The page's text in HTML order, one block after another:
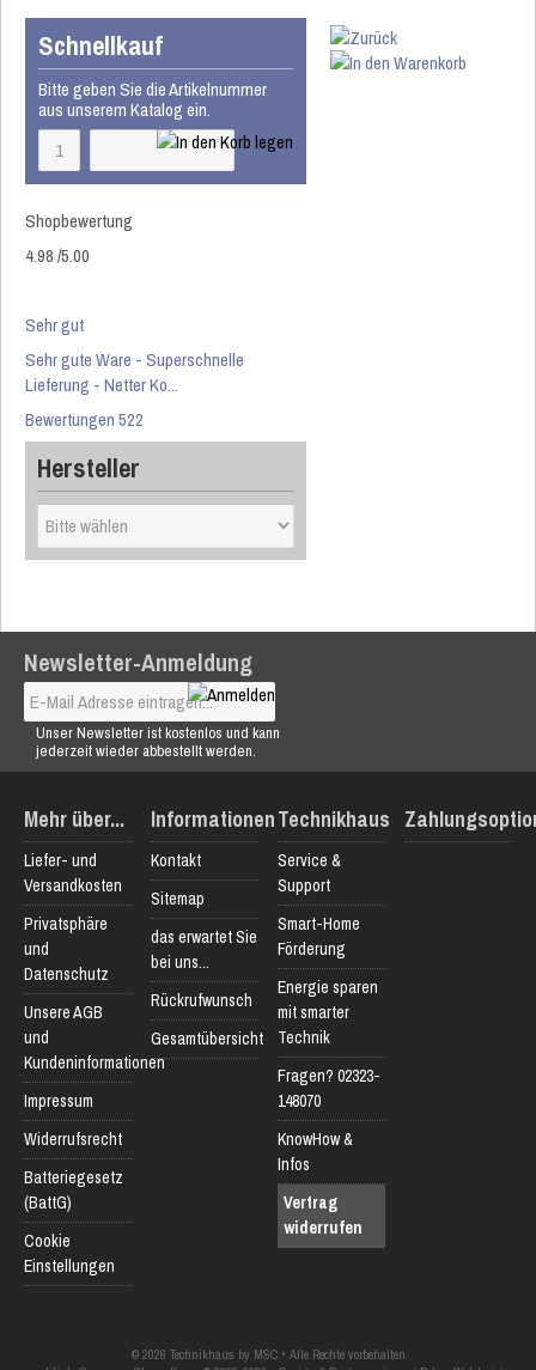
Schnellkauf
Bitte geben Sie die Artikelnummer
aus unserem Katalog ein.
Shopbewertung
4.98/5.00
Sehr gut
Sehr gute Ware - Superschnelle
Lieferung - Netter Ko...
Bewertungen 522
Hersteller
Newsletter-Anmeldung
Unser Newsletter ist kostenlos und kann
jederzeit wieder abbestellt werden.
Mehr über...
Liefer- und
Versandkosten
Privatsphäre
und
Datenschutz
Unsere AGB
und
Kundeninformationen
Impressum
Widerrufsrecht
Batteriegesetz
(BattG)
Cookie
Einstellungen
Informationen
Kontakt
Sitemap
das erwartet Sie
bei uns...
Rückrufwunsch
Gesamtübersicht
Technikhaus
Service &
Support
Smart-Home
Förderung
Energie sparen
mit smarter
Technik
Fragen? 02323-
148070
KnowHow &
Infos
Vertrag
widerrufen
© 2026 Technikhaus by MSC • Alle Rechte vorbehalten